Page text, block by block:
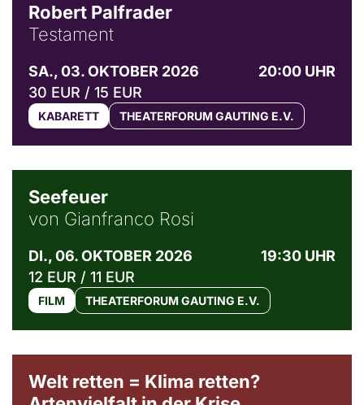
Robert Palfrader
Testament
SA., 03. OKTOBER 2026
20:00 UHR
30 EUR / 15 EUR
KABARETT THEATERFORUM GAUTING E.V.
Seefeuer
von Gianfranco Rosi
DI., 06. OKTOBER 2026
19:30 UHR
12 EUR / 11 EUR
FILM THEATERFORUM GAUTING E.V.
Welt retten = Klima retten?